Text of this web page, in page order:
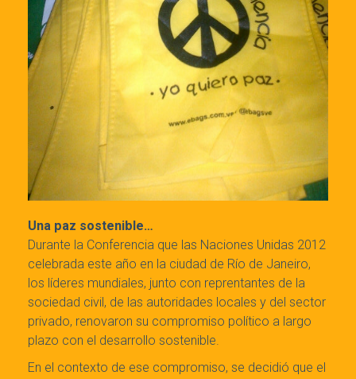
Una paz sostenible…
Durante la Conferencia que las Naciones Unidas 2012
celebrada este año en la ciudad de Río de Janeiro,
los líderes mundiales, junto con reprentantes de la
sociedad civil, de las autoridades locales y del sector
privado, renovaron su compromiso político a largo
plazo con el desarrollo sostenible.
En el contexto de ese compromiso, se decidió que el